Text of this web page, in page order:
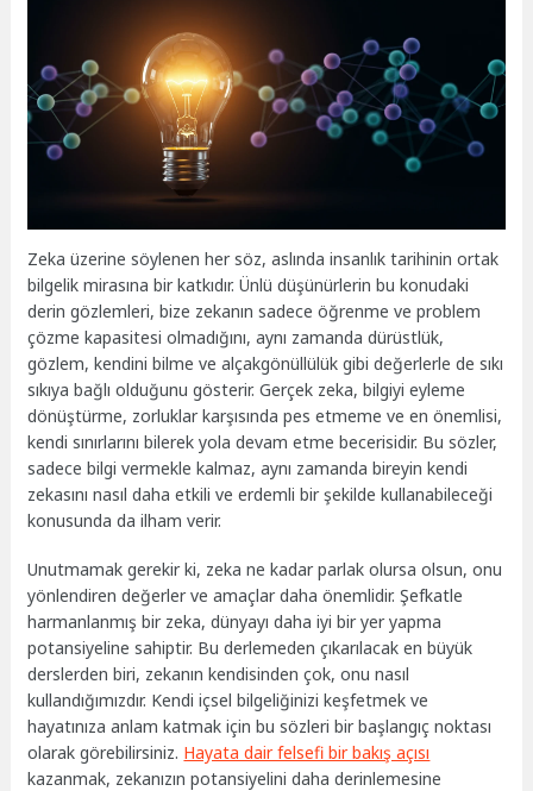
Zeka üzerine söylenen her söz, aslında insanlık tarihinin ortak
bilgelik mirasına bir katkıdır. Ünlü düşünürlerin bu konudaki
derin gözlemleri, bize zekanın sadece öğrenme ve problem
çözme kapasitesi olmadığını, aynı zamanda dürüstlük,
gözlem, kendini bilme ve alçakgönüllülük gibi değerlerle de sıkı
sıkıya bağlı olduğunu gösterir. Gerçek zeka, bilgiyi eyleme
dönüştürme, zorluklar karşısında pes etmeme ve en önemlisi,
kendi sınırlarını bilerek yola devam etme becerisidir. Bu sözler,
sadece bilgi vermekle kalmaz, aynı zamanda bireyin kendi
zekasını nasıl daha etkili ve erdemli bir şekilde kullanabileceği
konusunda da ilham verir.
Unutmamak gerekir ki, zeka ne kadar parlak olursa olsun, onu
yönlendiren değerler ve amaçlar daha önemlidir. Şefkatle
harmanlanmış bir zeka, dünyayı daha iyi bir yer yapma
potansiyeline sahiptir. Bu derlemeden çıkarılacak en büyük
derslerden biri, zekanın kendisinden çok, onu nasıl
kullandığımızdır. Kendi içsel bilgeliğinizi keşfetmek ve
hayatınıza anlam katmak için bu sözleri bir başlangıç noktası
olarak görebilirsiniz. Hayata dair felsefi bir bakış açısı
kazanmak, zekanızın potansiyelini daha derinlemesine